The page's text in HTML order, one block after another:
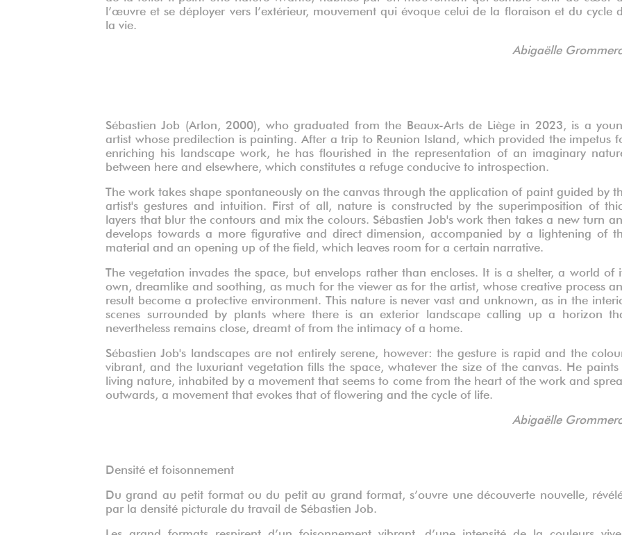
l’œuvre et se déployer vers l’extérieur, mouvement qui évoque celui de la floraison et du cycle
la vie.
Abigaëlle
Sébastien Job (Arlon, 2000), who graduated from the Beaux-Arts de Liège in 2023, is a
artist whose predilection is painting. After a trip to Reunion Island, which provided the impetus
enriching his landscape work, he has flourished in the representation of an imaginary
between here and elsewhere, which constitutes a refuge conducive to introspection.
The work takes shape spontaneously on the canvas through the application of paint guided by
artist's gestures and intuition. First of all, nature is constructed by the superimposition of
layers that blur the contours and mix the colours. Sébastien Job's work then takes a new turn
develops towards a more figurative and direct dimension, accompanied by a lightening of
material and an opening up of the field, which leaves room for a certain narrative.
The vegetation invades the space, but envelops rather than encloses. It is a shelter, a world of
own, dreamlike and soothing, as much for the viewer as for the artist, whose creative process
result become a protective environment. This nature is never vast and unknown, as in the
scenes surrounded by plants where there is an exterior landscape calling up a horizon
nevertheless remains close, dreamt of from the intimacy of a home.
Sébastien Job's landscapes are not entirely serene, however: the gesture is rapid and the
vibrant, and the luxuriant vegetation fills the space, whatever the size of the canvas. He paints
living nature, inhabited by a movement that seems to come from the heart of the work and
outwards, a movement that evokes that of flowering and the cycle of life.
Abigaëlle
Densité et foisonnement
Du grand au petit format ou du petit au grand format, s’ouvre une découverte nouvelle,
par la densité picturale du travail de Sébastien Job.
Les grand formats respirent d’un foisonnement vibrant, d’une intensité de la couleurs